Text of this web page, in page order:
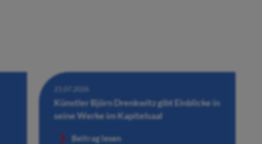
21.07.2026
Künstler Björn Drenkwitz gibt Einblicke in
seine Werke im Kapitelsaal
Beitrag lesen